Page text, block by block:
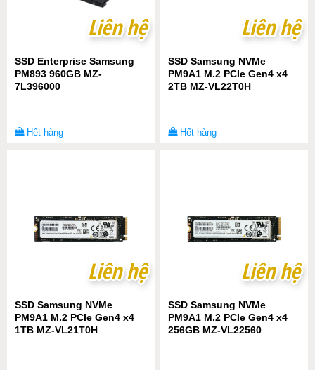
Liên hệ
Liên hệ
SSD Enterprise Samsung
PM893 960GB MZ-
7L396000
Hết hàng
Liên hệ
Liên hệ
SSD Samsung NVMe
PM9A1 M.2 PCIe Gen4 x4
2TB MZ-VL22T0H
Hết hàng
Liên hệ
Liên hệ
SSD Samsung NVMe
PM9A1 M.2 PCIe Gen4 x4
1TB MZ-VL21T0H
Liên hệ
Liên hệ
SSD Samsung NVMe
PM9A1 M.2 PCIe Gen4 x4
256GB MZ-VL22560